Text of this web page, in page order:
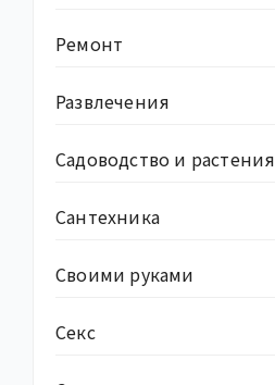
Ремонт
Развлечения
Садоводство и растения
Сантехника
Своими руками
Секс